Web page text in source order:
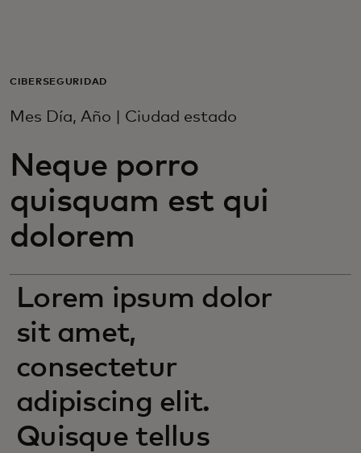
Para empresas
Para innovadores
Noticias y tendencias
CIBERSEGURIDAD
Mes Día, Año | Ciudad estado
Neque porro
quisquam est qui
dolorem
Lorem ipsum dolor
sit amet,
consectetur
adipiscing elit.
Quisque tellus